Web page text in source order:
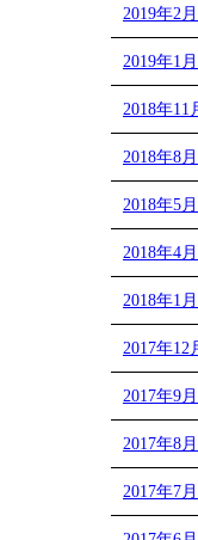
2019年2月
2019年1月
2018年11
2018年8月
2018年5月
2018年4月
2018年1月
2017年12
2017年9月
2017年8月
2017年7月